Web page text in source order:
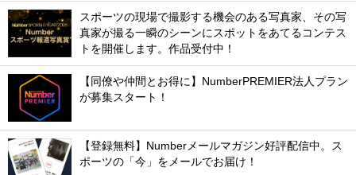
スポーツの現場で撮影する機会のある写真家、その写
真家が撮る一瞬のシーンにスポットをあてるコンテス
トを開催します。作品受付中！
【同僚や仲間とお得に】NumberPREMIER法人プラン
が募集スタート！
【登録無料】Numberメールマガジン好評配信中。ス
ポーツの「今」をメールでお届け！